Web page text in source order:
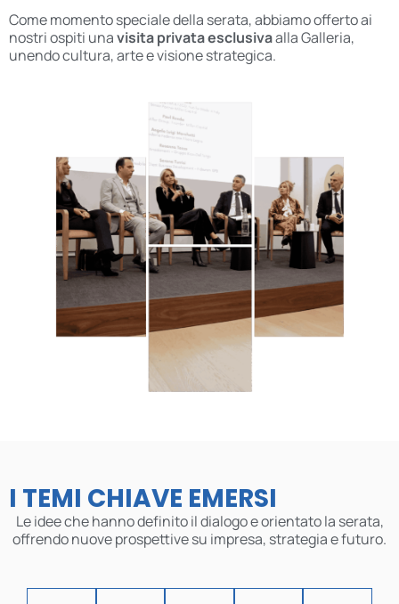
Come momento speciale della serata, abbiamo offerto ai
nostri ospiti unavisita privata esclusivaalla Galleria,
unendo cultura, arte e visione strategica.
I TEMI CHIAVE EMERSI
Le idee che hanno definito il dialogo e orientato la serata,
offrendo nuove prospettive su impresa, strategia e futuro.